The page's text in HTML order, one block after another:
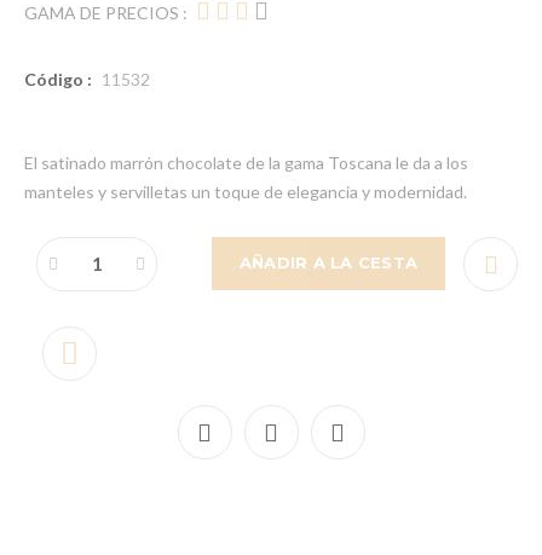
GAMA DE PRECIOS :
Código : 11532
El satinado marrón chocolate de la gama Toscana le da a los
manteles y servilletas un toque de elegancia y modernidad.
AÑADIR A LA CESTA